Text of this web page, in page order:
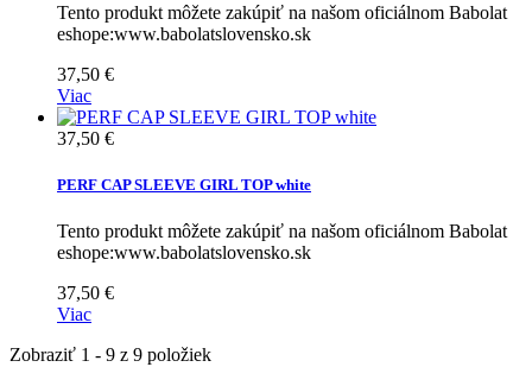
Tento produkt môžete zakúpiť na našom oficiálnom Babolat
eshope:www.babolatslovensko.sk
37,50 €
Viac
37,50 €
PERF CAP SLEEVE GIRL TOP white
Tento produkt môžete zakúpiť na našom oficiálnom Babolat
eshope:www.babolatslovensko.sk
37,50 €
Viac
Zobraziť 1 - 9 z 9 položiek